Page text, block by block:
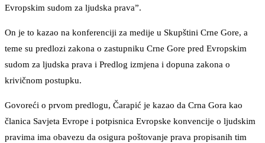
Evropskim sudom za ljudska prava”.
On je to kazao na konferenciji za medije u Skupštini Crne Gore, a
teme su predlozi zakona o zastupniku Crne Gore pred Evropskim
sudom za ljudska prava i Predlog izmjena i dopuna zakona o
krivičnom postupku.
Govoreći o prvom predlogu, Čarapić je kazao da Crna Gora kao
članica Savjeta Evrope i potpisnica Evropske konvencije o ljudskim
pravima ima obavezu da osigura poštovanje prava propisanih tim